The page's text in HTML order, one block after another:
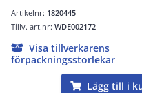
Artikelnr: 1820445
Tillv. art.nr:WDE002172
Visa tillverkarens
förpackningsstorlekar
Lägg till i